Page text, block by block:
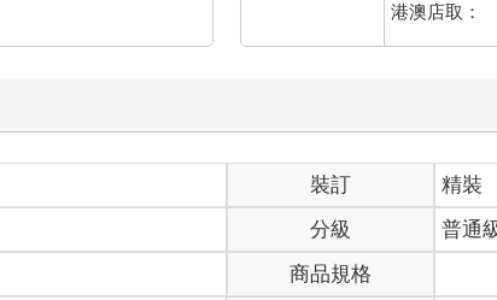
港澳店取：
裝訂
精裝
分級
普通
商品規格